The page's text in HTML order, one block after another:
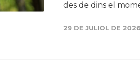
des de dins el
29 DE JULIOL DE 2026